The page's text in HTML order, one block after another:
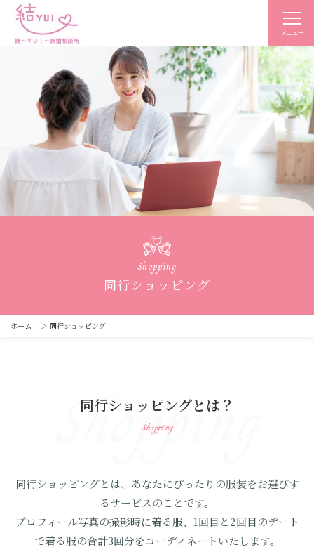
メニュー
Shopping
同行ショッピング
ホーム ＞ 同行ショッピング
同行ショッピングとは？
Shopping
Shopping
同行ショッピングとは、あなたにぴったりの服装をお選びす
るサービスのことです。
プロフィール写真の撮影時に着る服、1回目と2回目のデート
で着る服の合計3回分をコーディネートいたします。